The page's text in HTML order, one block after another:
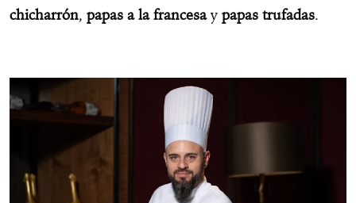
chicharrón, papas a la francesay papas trufadas.